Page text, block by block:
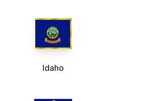
Idaho